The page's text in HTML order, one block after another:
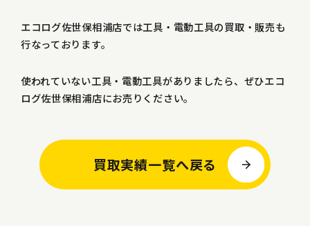
エコログ佐世保相浦店では工具・電動工具の買取・販売も
行なっております。
使われていない工具・電動工具がありましたら、ぜひエコ
ログ佐世保相浦店にお売りください。
買取実績一覧へ戻る